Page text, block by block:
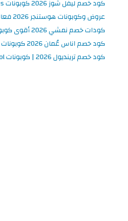
كود خصم ليفل شوز 2026 كوبونات Level Shoes عُمان فعالة 100%
عروض وكوبونات هوستنجر 2026 فعالة 100% في Hostinger عُمان
كودات خصم نمشي 2026 أقوى كوبونات Namshi عُمان فعالة ومحدثة
كود خصم اناس عُمان 2026 كوبونات وخصومات Ounass فعالة 100%
كود خصم ترينديول 2026 | كوبونات Trendyol حتى 90% فعالة اليوم